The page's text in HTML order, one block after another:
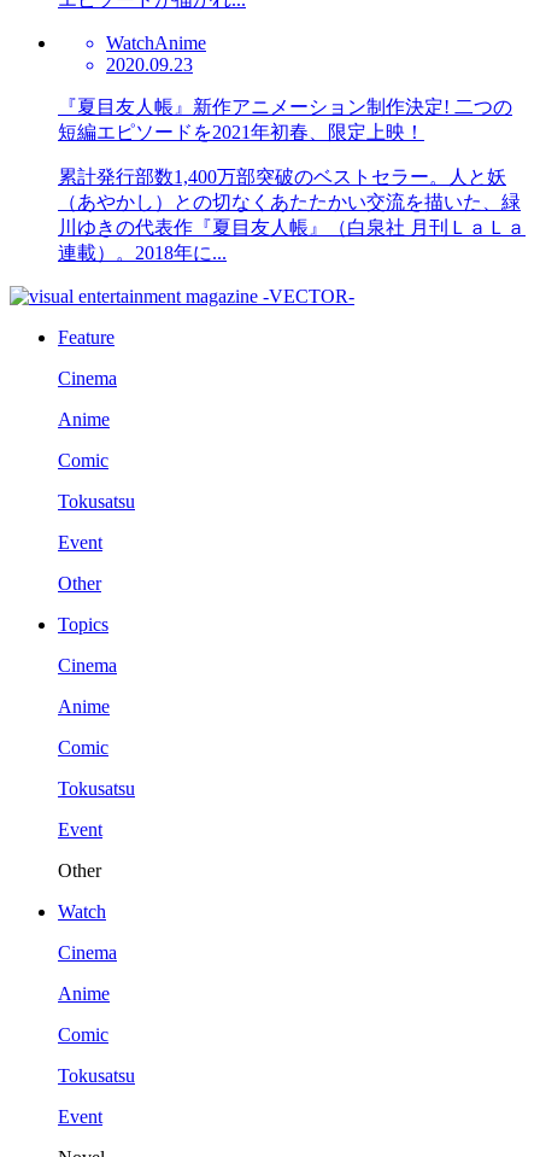
WatchAnime
2020.09.23
『夏目友人帳』新作アニメーション制作決定! 二つの
短編エピソードを2021年初春、限定上映！
累計発行部数1,400万部突破のベストセラー。人と妖
（あやかし）との切なくあたたかい交流を描いた、緑
川ゆきの代表作『夏目友人帳』（白泉社 月刊ＬａＬａ
連載）。2018年に...
Feature
Cinema
Anime
Comic
Tokusatsu
Event
Other
Topics
Cinema
Anime
Comic
Tokusatsu
Event
Other
Watch
Cinema
Anime
Comic
Tokusatsu
Event